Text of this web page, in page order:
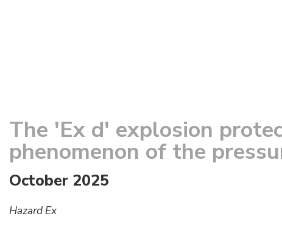
The 'Ex d' explosion
phenomenon of the
October 2025
Hazard Ex